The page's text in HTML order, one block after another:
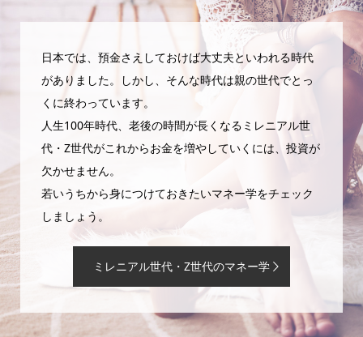
日本では、預金さえしておけば大丈夫といわれる時代
がありました。しかし、そんな時代は親の世代でとっ
くに終わっています。
人生100年時代、老後の時間が長くなるミレニアル世
代・Z世代がこれからお金を増やしていくには、投資が
欠かせません。
若いうちから身につけておきたいマネー学をチェック
しましょう。
ミレニアル世代・Z世代のマネー学